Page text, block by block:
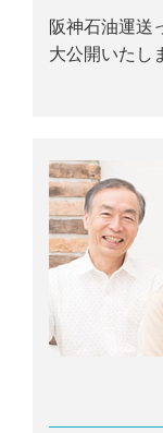
阪神石油運送
大公開いたし